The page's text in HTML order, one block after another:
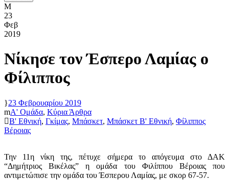
23
Φεβ
2019
Νίκησε τον Έσπερο Λαμίας ο
Φίλιππος
23 Φεβρουαρίου 2019
Α' Ομάδα, Κύρια Άρθρα
Β' Εθνική, Γκίμας, Μπάσκετ, Μπάσκετ Β' Εθνική, Φίλιππος
Βέροιας
Την 11η νίκη της, πέτυχε σήμερα το απόγευμα στο ΔΑΚ
“Δημήτριος Βικέλας” η ομάδα του Φιλίππου Βέροιας που
αντιμετώπισε την ομάδα του Έσπερου Λαμίας, με σκορ 67-57.